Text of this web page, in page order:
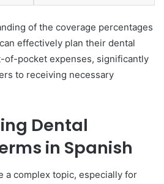
of the coverage percentages
effectively plan their dental
of-pocket expenses, significantly
to receiving necessary
Dental
in Spanish
a complex topic, especially for